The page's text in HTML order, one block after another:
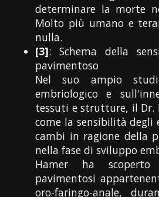
determinare la morte
Molto più umano e
nulla.
[3]: Schema della
pavimentoso
Nel suo ampio
embriologico e
tessuti e strutture, il Dr.
come la sensibilità
cambi in ragione della
nella fase di sviluppo
Hamer ha
pavimentosi
oro-faringo-anale,